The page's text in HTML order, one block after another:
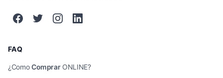
FAQ
¿ComoComprarONLINE?